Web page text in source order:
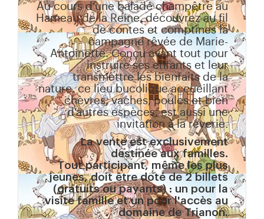
Au cours d’une balade champêtre au
Hameau de la Reine, découvrez au fil
de contes et comptines la
campagne rêvée de Marie-
Antoinette. Conçu avant tout pour
instruire ses enfants et leur
transmettre les bienfaits de la
nature, ce lieu bucolique accueillant
chèvres, vaches, poules et bien
d’autres espèces, est aussi une
invitation à la rêverie.
La vente est exclusivement
destinée aux familles.
Tout participant, même les plus
jeunes, doit être doté de 2 billets
(gratuits ou payants) : un pour la
visite famille et un pour l'accès au
domaine de Trianon.